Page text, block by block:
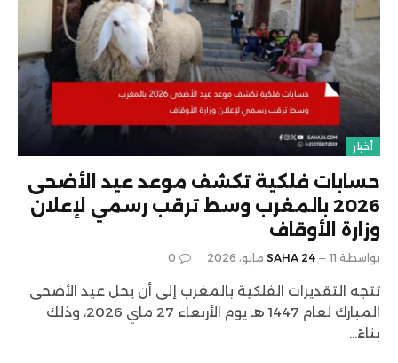
أخبار
حسابات فلكية تكشف موعد عيد الأضحى
2026 بالمغرب وسط ترقب رسمي لإعلان
وزارة الأوقاف
بواسطة SAHA 24 11 مايو، 2026 0
تتجه التقديرات الفلكية بالمغرب إلى أن يحل عيد الأضحى
المبارك لعام 1447 هـ يوم الأربعاء 27 ماي 2026، وذلك
بناءً…